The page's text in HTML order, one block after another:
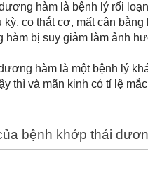
hàm là bệnh lý rối
kỳ, co thắt cơ, mất cân
hàm bị suy giảm làm ảnh
hàm là một bệnh lý
thì và mãn kinh có tỉ lệ
bệnh khớp thái